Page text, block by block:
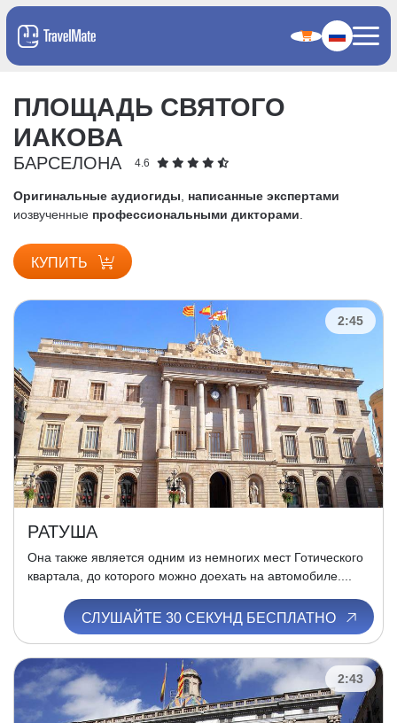
ПЛОЩАДЬ СВЯТОГО
ИАКОВА
БАРСЕЛОНА 4.6
Оригинальные аудиогиды
написанные экспертами
иозвученные профессиональными дикторами
КУПИТЬ
2:45
РАТУША
Она также является одним из немногих мест Готического
квартала, до которого можно доехать на автомобиле....
СЛУШАЙТЕ 30 СЕКУНД БЕСПЛАТНО
2:43